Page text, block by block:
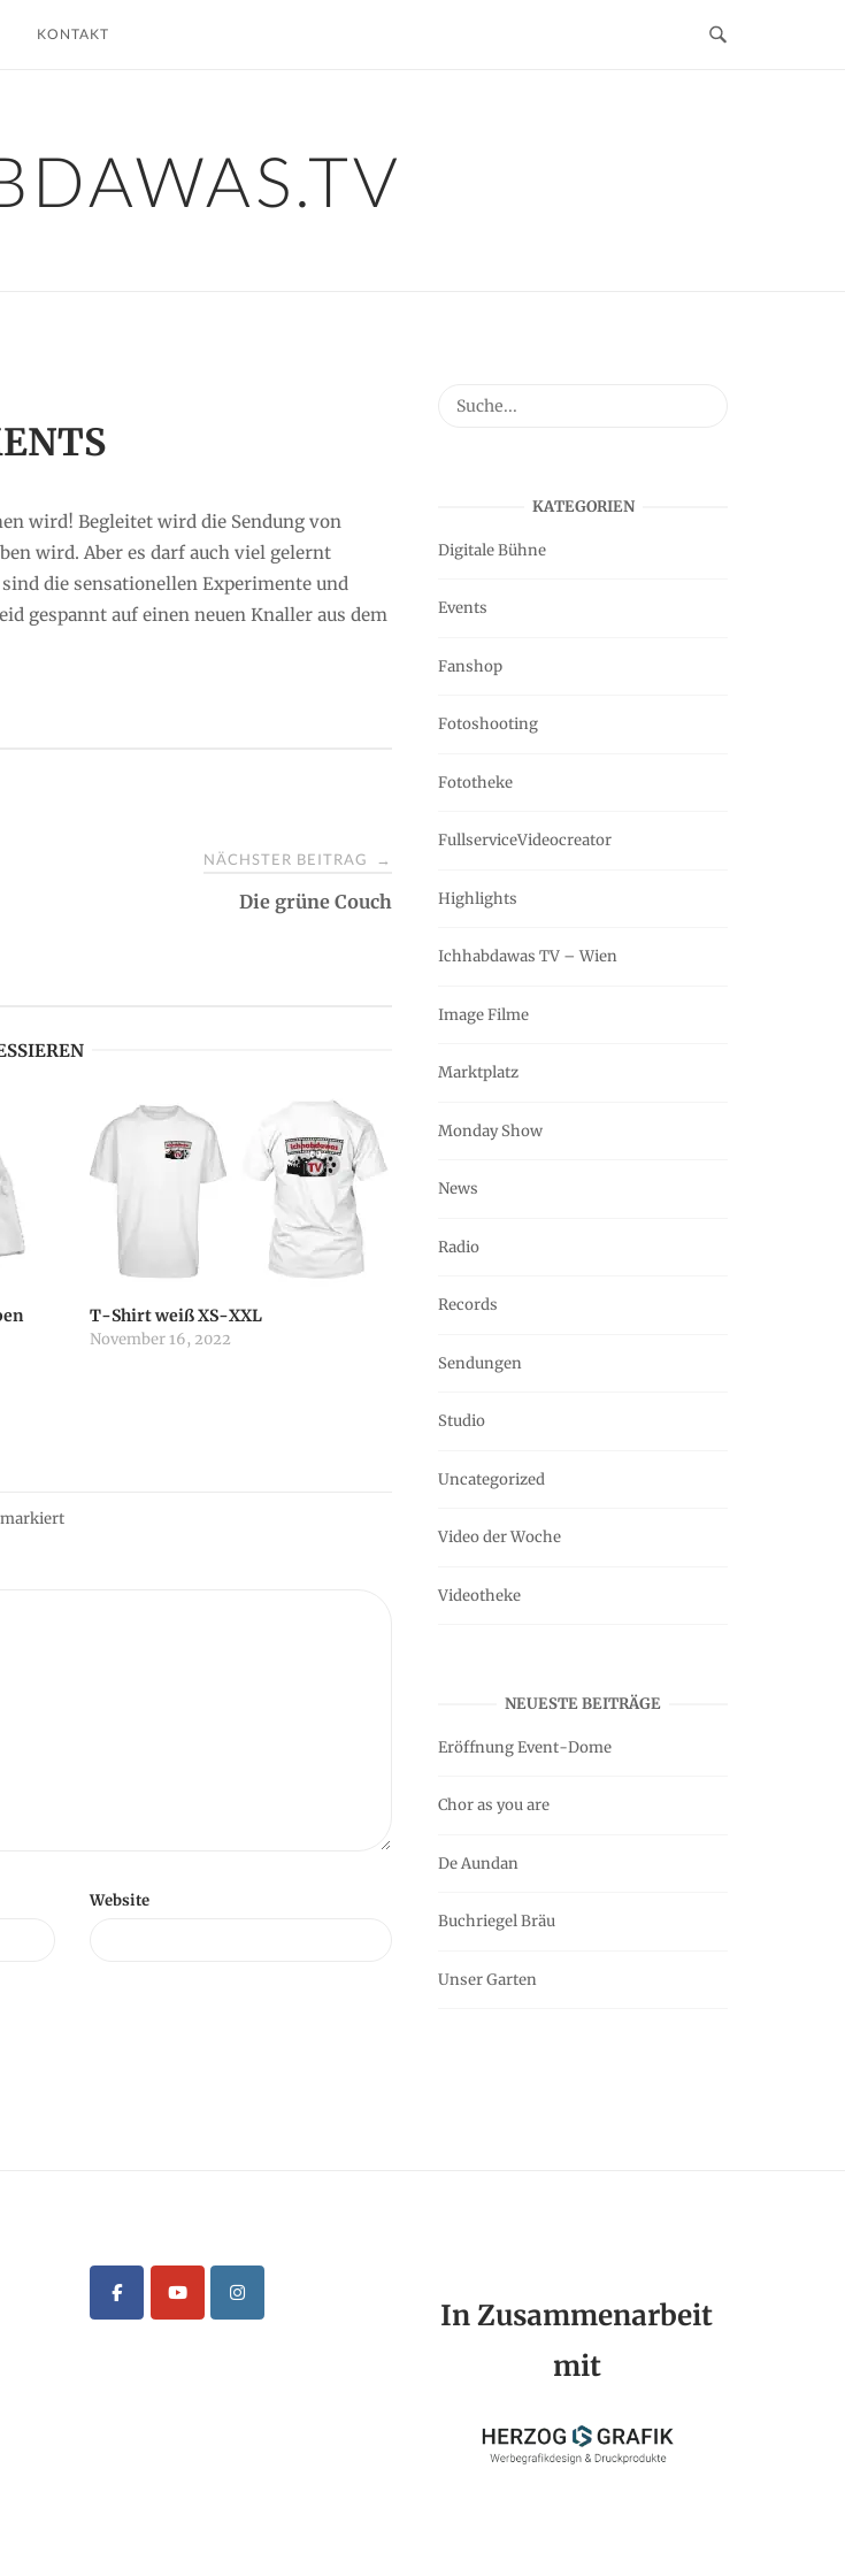
KONTAKT
wird! Begleitet wird die Sendung von
wird. Aber es darf auch viel gelernt
die sensationellen Experimente und
gespannt auf einen neuen Knaller aus dem
NÄCHSTER BEITRAG →
Die grüne Couch
T-Shirt weiß XS-XXL
November 16, 2022
markiert
Website
KATEGORIEN
Digitale Bühne
Events
Fanshop
Fotoshooting
Fototheke
FullserviceVideocreator
Highlights
Ichhabdawas TV – Wien
Image Filme
Marktplatz
Monday Show
News
Radio
Records
Sendungen
Studio
Uncategorized
Video der Woche
Videotheke
NEUESTE BEITRÄGE
Eröffnung Event-Dome
Chor as you are
De Aundan
Buchriegel Bräu
Unser Garten
In Zusammenarbeit
mit